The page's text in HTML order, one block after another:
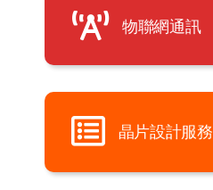
物聯網通訊
晶片設計服務